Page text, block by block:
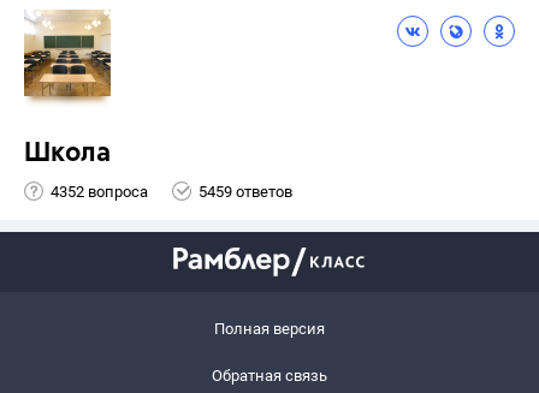
Школа
4352 вопроса 5459 ответов
Полная версия
Обратная связь